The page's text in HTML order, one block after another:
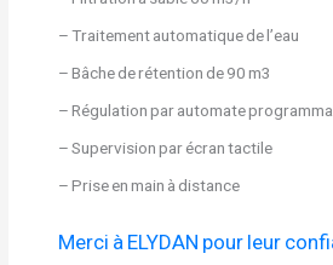
– Traitement automatique de l’eau
– Bâche de rétention de 90 m3
– Régulation par automate
– Supervision par écran tactile
– Prise en main à distance
Merci à ELYDAN pour leur